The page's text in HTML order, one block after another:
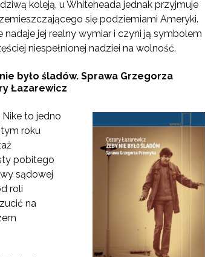
koleją, u Whiteheada jednak przyjmuje
się podziemiami Ameryki.
nadaje jej realny wymiar i czyni ją symbolem
niespełnionej nadziei na wolność.
było śladów. Sprawa Grzegorza
Łazarewicz
to jedno
roku
pobitego
sądowej
roli
na